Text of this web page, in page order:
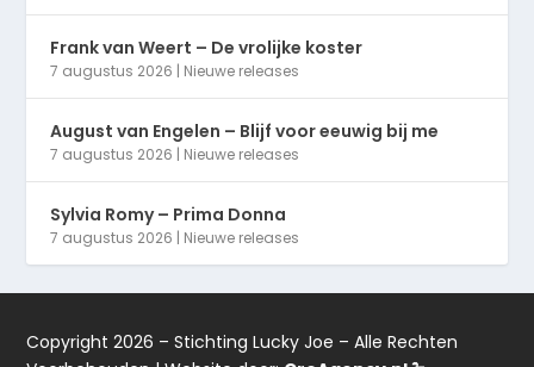
Frank van Weert – De vrolijke koster
7 augustus 2026 | Nieuwe releases
August van Engelen – Blijf voor eeuwig bij me
7 augustus 2026 | Nieuwe releases
Sylvia Romy – Prima Donna
7 augustus 2026 | Nieuwe releases
Copyright 2026 – Stichting Lucky Joe – Alle Rechten